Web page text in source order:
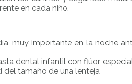
en cada niño.
muy importante en la noche
dental infantil con flúor,
del tamaño de una lenteja